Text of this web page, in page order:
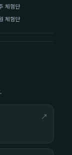
체험단
체험단
↗